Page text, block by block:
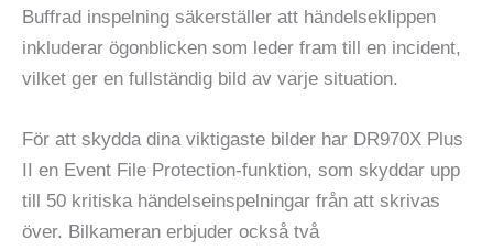
Buffrad inspelning säkerställer att händelseklippen
inkluderar ögonblicken som leder fram till en incident,
vilket ger en fullständig bild av varje situation.
För att skydda dina viktigaste bilder har DR970X Plus
II en Event File Protection-funktion, som skyddar upp
till 50 kritiska händelseinspelningar från att skrivas
över. Bilkameran erbjuder också två